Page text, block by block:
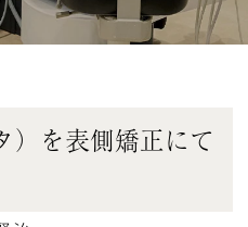
）を表側矯正にて